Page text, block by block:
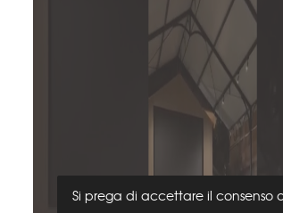
Si prega di accettare il consenso